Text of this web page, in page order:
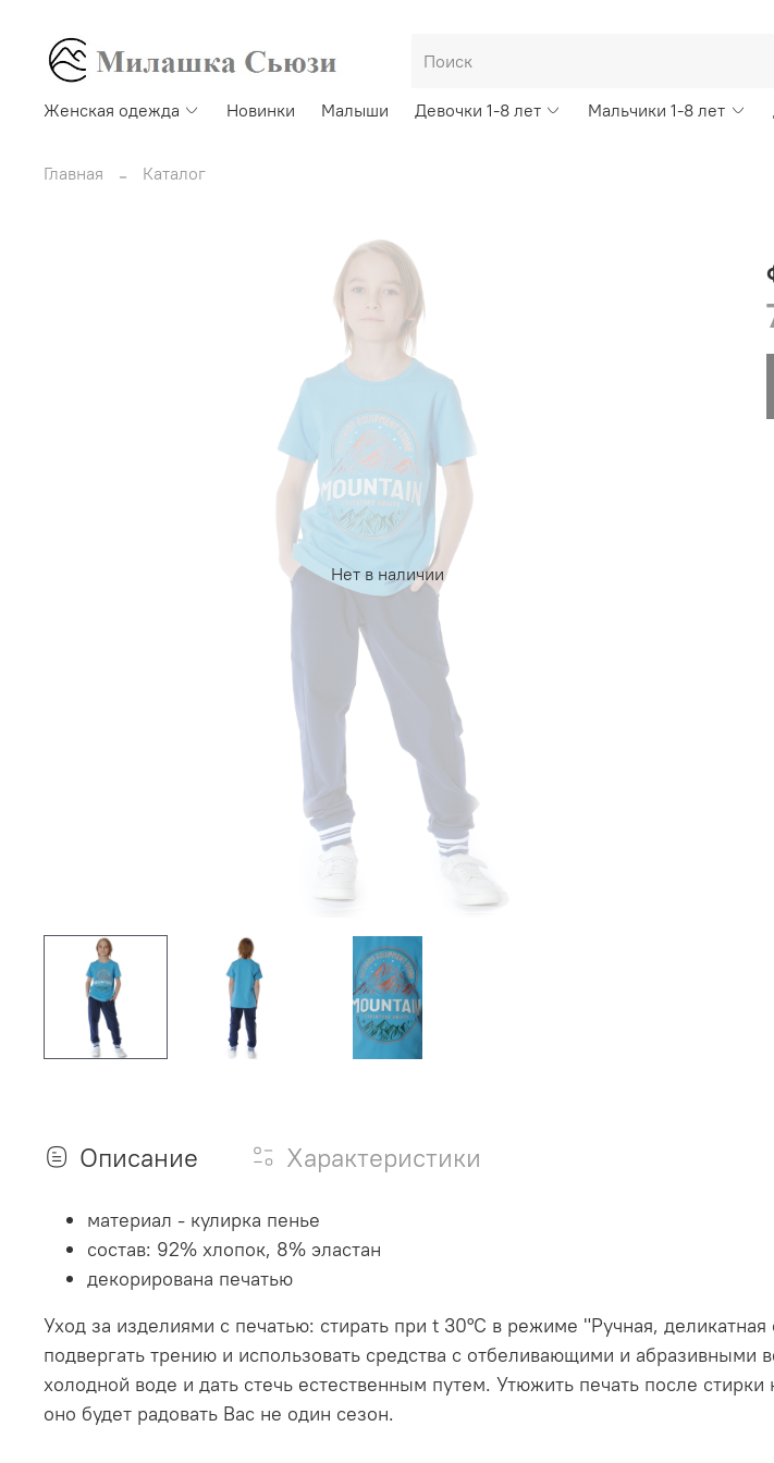
Женская одежда Новинки Малыши Девочки 1-8 лет Мальчики 1-8 лет
Главная Каталог
Нет в наличии
Описание Характеристики
материал - кулирка пенье
состав: 92% хлопок, 8% эластан
декорирована печатью
Уход за изделиями с печатью: стирать при t 30°C в режиме "Ручная,
подвергать трению и использовать средства с отбеливающими и
холодной воде и дать стечь естественным путем. Утюжить печать после
оно будет радовать Вас не один сезон.